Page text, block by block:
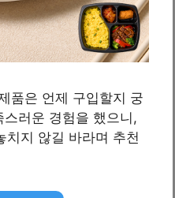
품은 언제 구입할지 궁
러운 경험을 했으니,
치지 않길 바라며 추천